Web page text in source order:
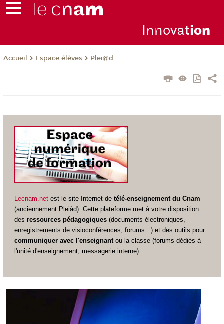
Innovation
Accueil Espace élèves Plei@d
Lecnam.netest le site Internet detélé-enseignement du Cnam
(anciennement Pleiàd). Cette plateforme met à votre disposition
des ressources pédagogiques(documents électroniques,
enregistrements de visioconférences, forums...) et des outils pour
communiquer avec l'enseignantou la classe (forums dédiés à
l'unité d'enseignement, messagerie interne).